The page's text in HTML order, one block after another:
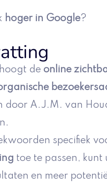
hoger in Google?
de online
door A.J.M. van
specifiek
toe te passen,
en meer